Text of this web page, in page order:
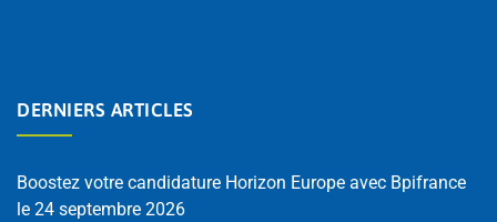
DERNIERS ARTICLES
Boostez votre candidature Horizon Europe avec Bpifrance
le 24 septembre 2026